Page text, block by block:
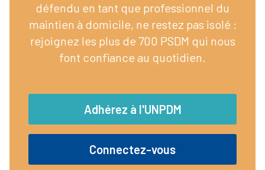
défendu en tant que professionnel du
maintien à domicile, ne restez pas isolé :
rejoignez les plus de 700 PSDM qui nous
font confiance au quotidien.
Adhérez à l'UNPDM
Connectez-vous